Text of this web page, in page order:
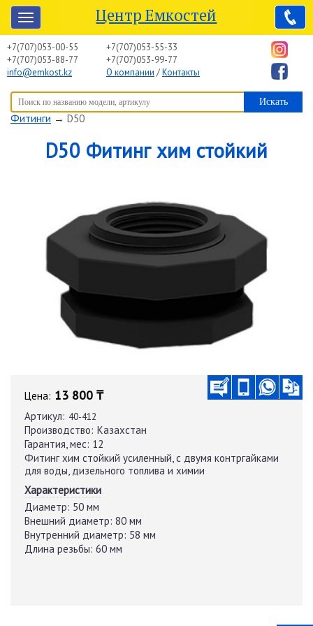
Центр Емкостей
+7(707)053-00-55
+7(707)053-88-77
info@emkost.kz
+7(707)053-55-33
+7(707)053-99-77
О компании /Контакты
Вы здесь:Центр Емкостей→ Емкостное оборудование→
Фитинги → D50
D50 Фитинг хим стойкий
Цена: 13 800 ₸
Артикул: 40-412
Производство: Казахстан
Гарантия, мес: 12
Фитинг хим стойкий усиленный, с двумя контргайками
для воды, дизельного топлива и химии
Характеристики
Диаметр: 50 мм
Внешний диаметр: 80 мм
Внутренний диаметр: 58 мм
Длина резьбы: 60 мм